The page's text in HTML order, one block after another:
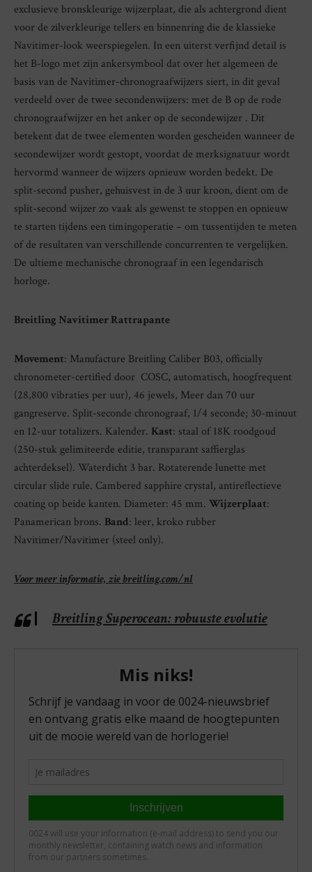
exclusieve bronskleurige wijzerplaat, die als achtergrond dient
voor de zilverkleurige tellers en binnenring die de klassieke
Navitimer-look weerspiegelen. In een uiterst verfijnd detail is
het B-logo met zijn ankersymbool dat over het algemeen de
basis van de Navitimer-chronograafwijzers siert, in dit geval
verdeeld over de twee secondenwijzers: met de B op de rode
chronograafwijzer en het anker op de secondewijzer . Dit
betekent dat de twee elementen worden gescheiden wanneer de
secondewijzer wordt gestopt, voordat de merksignatuur wordt
hervormd wanneer de wijzers opnieuw worden bedekt. De
split-second pusher, gehuisvest in de 3 uur kroon, dient om de
split-second wijzer zo vaak als gewenst te stoppen en opnieuw
te starten tijdens een timingoperatie – om tussentijden te meten
of de resultaten van verschillende concurrenten te vergelijken.
De ultieme mechanische chronograaf in een legendarisch
horloge.
Breitling Navitimer Rattrapante
Movement: Manufacture Breitling Caliber B03, officially
chronometer-certified door COSC, automatisch, hoogfrequent
(28,800 vibraties per uur), 46 jewels, Meer dan 70 uur
gangreserve. Split-seconde chronograaf, 1/4 seconde; 30-minuut
en 12-uur totalizers. Kalender. Kast: staal of 18K roodgoud
(250-stuk gelimiteerde editie, transparant saffierglas
achterdeksel). Waterdicht 3 bar. Rotaterende lunette met
circular slide rule. Cambered sapphire crystal, antireflectieve
coating op beide kanten. Diameter: 45 mm. Wijzerplaat:
Panamerican brons. Band: leer, kroko rubber
Navitimer/Navitimer (steel only).
Voor meer informatie, zie breitling.com/nl
Breitling Superocean: robuuste evolutie